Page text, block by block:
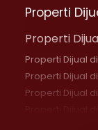
Properti
Properti
Properti Dijual
Properti Dijual
Properti Dijual